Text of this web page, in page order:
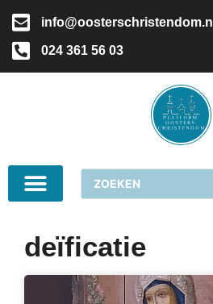
info@oosterschristendom.nl
024 361 56 03
deïficatie